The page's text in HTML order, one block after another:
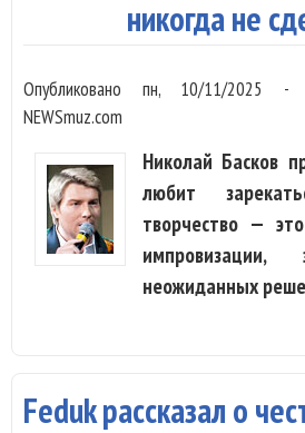
никогда не
Опубликовано пн, 10/11/2025 -
NEWSmuz.com
Николай Басков
любит
творчество —
импровизации,
неожиданных
Feduk рассказал о